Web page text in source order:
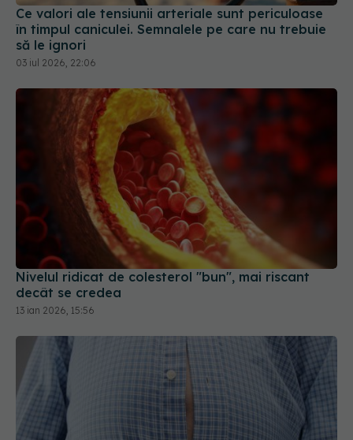
Nivelul ridicat de colesterol "bun", mai riscant
decât se credea
13 ian 2026, 15:56